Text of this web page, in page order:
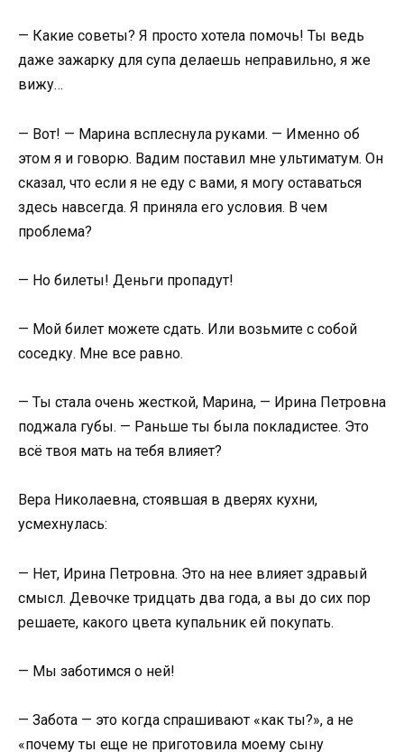
— Какие советы? Я просто хотела помочь! Ты ведь
даже зажарку для супа делаешь неправильно, я же
вижу…
— Вот! — Марина всплеснула руками. — Именно об
этом я и говорю. Вадим поставил мне ультиматум. Он
сказал, что если я не еду с вами, я могу оставаться
здесь навсегда. Я приняла его условия. В чем
проблема?
— Но билеты! Деньги пропадут!
— Мой билет можете сдать. Или возьмите с собой
соседку. Мне все равно.
— Ты стала очень жесткой, Марина, — Ирина Петровна
поджала губы. — Раньше ты была покладистее. Это
всё твоя мать на тебя влияет?
Вера Николаевна, стоявшая в дверях кухни,
усмехнулась:
— Нет, Ирина Петровна. Это на нее влияет здравый
смысл. Девочке тридцать два года, а вы до сих пор
решаете, какого цвета купальник ей покупать.
— Мы заботимся о ней!
— Забота — это когда спрашивают «как ты?», а не
«почему ты еще не приготовила моему сыну